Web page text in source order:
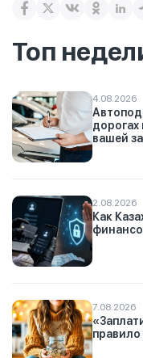
Топ
4.08.2026
дорогах
вашей
2.08.2026
Как
7.08.2026
правило